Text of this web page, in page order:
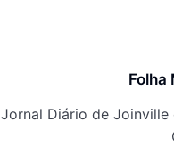
Folha
Jornal Diário de